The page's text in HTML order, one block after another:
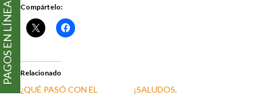
Compártelo:
Relacionado
¿QUÉ PASÓ CON EL
¡SALUDOS,
PAGOS EN LÍNEA